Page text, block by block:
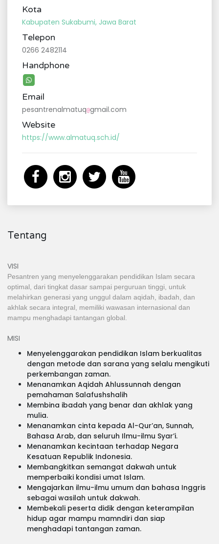
Tentang
VISI
Pesantren yang menyelenggarakan pendidikan Islam secara
optimal, dari tingkat dasar sampai perguruan tinggi, untuk
melahirkan generasi yang unggul dalam aqidah, ibadah, dan
akhlak secara integral, memiliki wawasan internasional dan
mampu menghadapi tantangan global.
MISI
Menyelenggarakan pendidikan Islam berkualitas
dengan metode dan sarana yang selalu mengikuti
perkembangan zaman.
Menanamkan Aqidah Ahlussunnah dengan
pemahaman Salafushshalih
Membina ibadah yang benar dan akhlak yang
mulia.
Menanamkan cinta kepada Al-Qur’an, Sunnah,
Bahasa Arab, dan seluruh Ilmu-ilmu Syar’i.
Menanamkan kecintaan terhadap Negara
Kesatuan Republik Indonesia.
Membangkitkan semangat dakwah untuk
memperbaiki kondisi umat Islam.
Mengajarkan ilmu-ilmu umum dan bahasa Inggris
sebagai wasilah untuk dakwah.
Membekali peserta didik dengan keterampilan
hidup agar mampu mamndiri dan siap
menghadapi tantangan zaman.
Kota
Kabupaten Sukabumi, Jawa Barat
Telepon
0266 2482114
Handphone
Email
pesantrenalmatuq@gmail.com
Website
https://www.almatuq.sch.id/